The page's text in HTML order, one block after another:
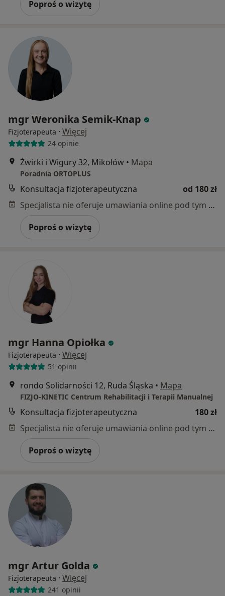
Poproś o wizytę
mgr Weronika Semik-Knap
Fizjoterapeuta · Więcej
24 opinie
Żwirki i Wigury 32, Mikołów • Mapa
Poradnia ORTOPLUS
Konsultacja fizjoterapeutyczna
od 180 zł
Specjalista nie oferuje umawiania online pod tym adresem.
Poproś o wizytę
mgr Hanna Opiołka
Fizjoterapeuta · Więcej
51 opinii
rondo Solidarności 12, Ruda Śląska • Mapa
FIZJO-KINETIC Centrum Rehabilitacji i Terapii Manualnej
Konsultacja fizjoterapeutyczna
180 zł
Specjalista nie oferuje umawiania online pod tym adresem.
Poproś o wizytę
mgr Artur Golda
Fizjoterapeuta · Więcej
241 opinii